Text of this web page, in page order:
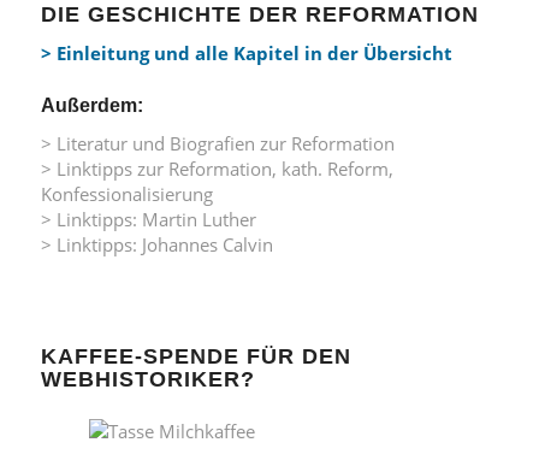
DIE GESCHICHTE DER REFORMATION
> Einleitung und alle Kapitel in der Übersicht
Außerdem:
> Literatur und Biografien zur Reformation
> Linktipps zur Reformation, kath. Reform,
Konfessionalisierung
> Linktipps: Martin Luther
> Linktipps: Johannes Calvin
KAFFEE-SPENDE FÜR DEN
WEBHISTORIKER?